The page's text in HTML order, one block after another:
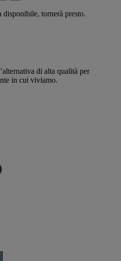
disponibile, tornerà presto.
di alta qualità per
in cui viviamo.